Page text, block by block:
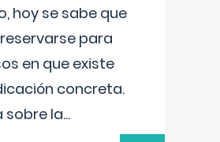
hoy se sabe que
para
en que existe
concreta.
sobre la...